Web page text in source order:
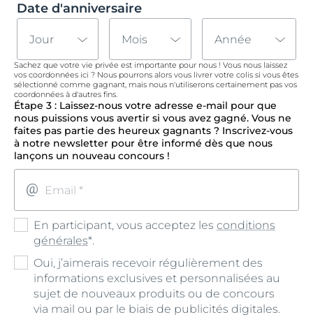
Date d'anniversaire
Jour Mois Année
Sachez que votre vie privée est importante pour nous ! Vous nous laissez
vos coordonnées ici ? Nous pourrons alors vous livrer votre colis si vous êtes
sélectionné comme gagnant, mais nous n'utiliserons certainement pas vos
coordonnées à d'autres fins.
Étape 3 : Laissez-nous votre adresse e-mail pour que
nous puissions vous avertir si vous avez gagné. Vous ne
faites pas partie des heureux gagnants ? Inscrivez-vous
à notre newsletter pour être informé dès que nous
lançons un nouveau concours !
Email *
En participant, vous acceptez les conditions
générales*.
Oui, j’aimerais recevoir régulièrement des
informations exclusives et personnalisées au
sujet de nouveaux produits ou de concours
via mail ou par le biais de publicités digitales.